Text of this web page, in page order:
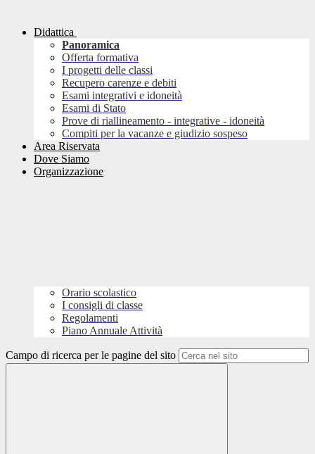
Didattica
Panoramica
Offerta formativa
I progetti delle classi
Recupero carenze e debiti
Esami integrativi e idoneità
Esami di Stato
Prove di riallineamento - integrative - idoneità
Compiti per la vacanze e giudizio sospeso
Area Riservata
Dove Siamo
Organizzazione
Orario scolastico
I consigli di classe
Regolamenti
Piano Annuale Attività
Campo di ricerca per le pagine del sito